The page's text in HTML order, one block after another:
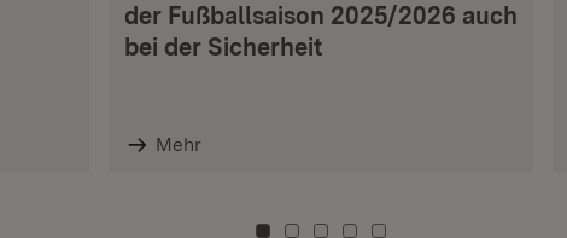
der Fußballsaison 2025/2026 auch
bei der Sicherheit
Mehr